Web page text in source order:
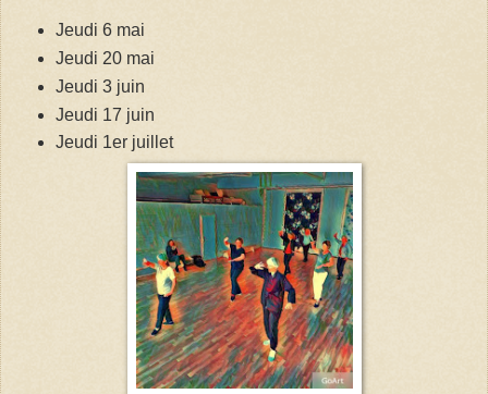
Jeudi 6 mai
Jeudi 20 mai
Jeudi 3 juin
Jeudi 17 juin
Jeudi 1er juillet